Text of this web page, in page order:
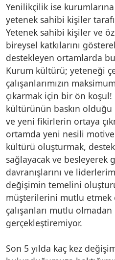
Yenilikçilik ise
yetenek sahibi kişiler
Yetenek sahibi kişiler ve
bireysel katkılarını
destekleyen ortamlarda
Kurum kültürü; yeteneği
çalışanlarımızın
çıkarmak için bir ön
kültürünün baskın
ve yeni fikirlerin ortaya
ortamda yeni nesili
kültürü oluşturmak,
sağlayacak ve besleyerek
davranışlarını ve
değişimin temelini
müşterilerini mutlu etmek
çalışanları mutlu
gerçekleştiremiyor.
Son 5 yılda kaç kez